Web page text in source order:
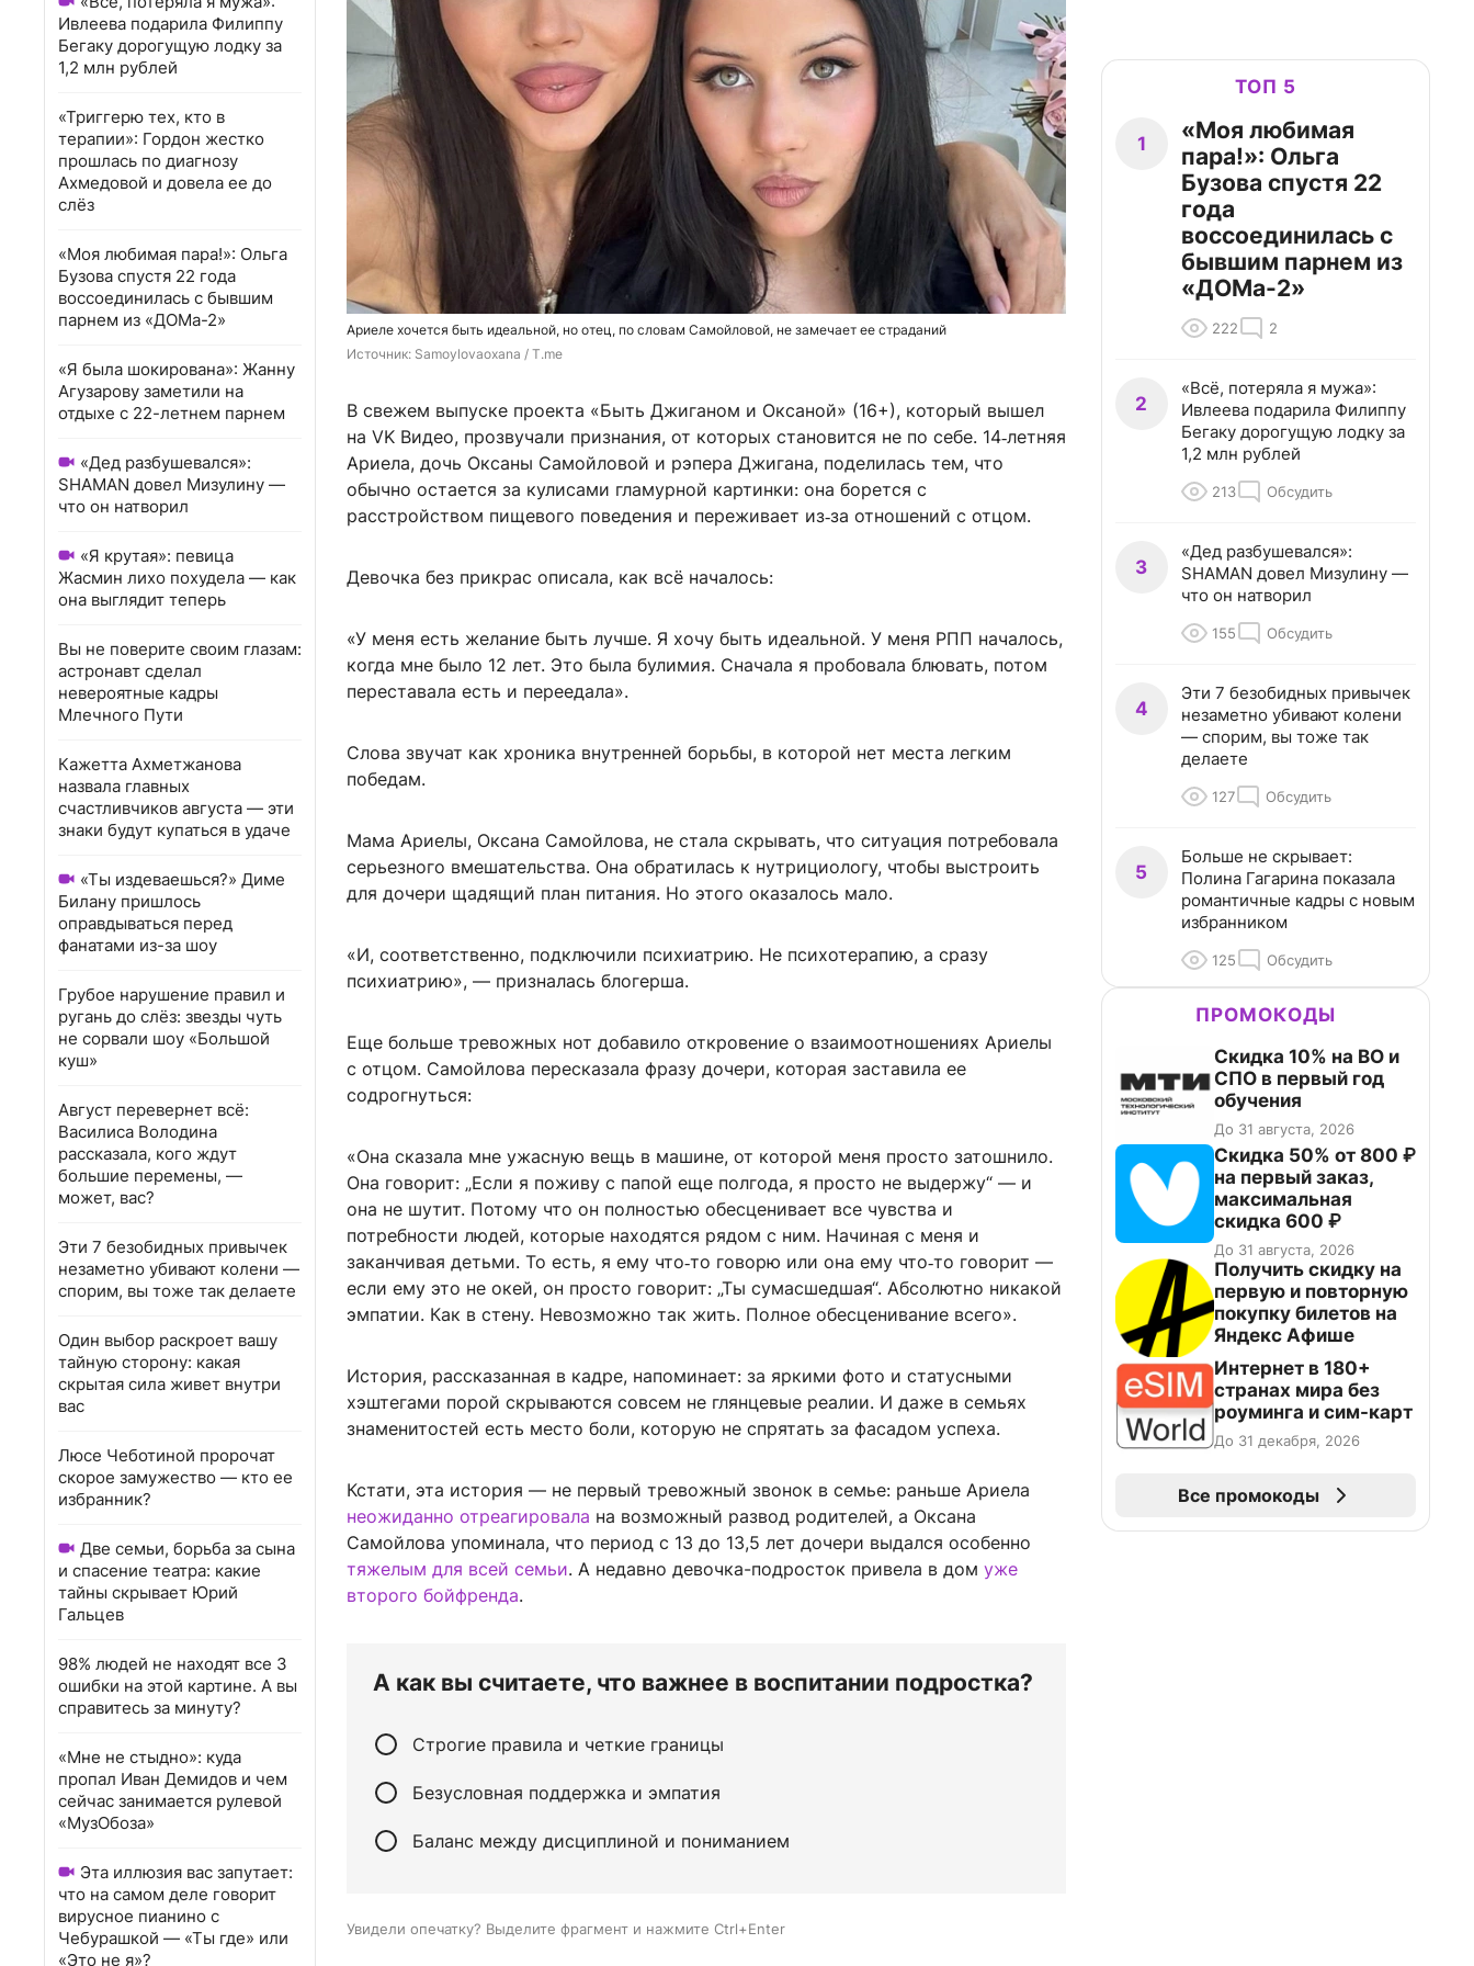
Ивлеева подарила Филиппу
Бегаку дорогущую лодку за
1,2 млн рублей
«Триггерю тех, кто в
терапии»: Гордон жестко
прошлась по диагнозу
Ахмедовой и довела ее до
слёз
«Моя любимая пара!»: Ольга
Бузова спустя 22 года
воссоединилась с бывшим
парнем из «ДОМа-2»
«Я была шокирована»: Жанну
Агузарову заметили на
отдыхе с 22-летнем парнем
«Дед разбушевался»:
SHAMAN довел Мизулину —
что он натворил
«Я крутая»: певица
Жасмин лихо похудела — как
она выглядит теперь
Вы не поверите своим глазам:
астронавт сделал
невероятные кадры
Млечного Пути
Кажетта Ахметжанова
назвала главных
счастливчиков августа — эти
знаки будут купаться в удаче
«Ты издеваешься?» Диме
Билану пришлось
оправдываться перед
фанатами из-за шоу
Грубое нарушение правил и
ругань до слёз: звезды чуть
не сорвали шоу «Большой
куш»
Август перевернет всё:
Василиса Володина
рассказала, кого ждут
большие перемены, —
может, вас?
Эти 7 безобидных привычек
незаметно убивают колени —
спорим, вы тоже так делаете
Один выбор раскроет вашу
тайную сторону: какая
скрытая сила живет внутри
вас
Люсе Чеботиной пророчат
скорое замужество — кто ее
избранник?
Две семьи, борьба за сына
и спасение театра: какие
тайны скрывает Юрий
Гальцев
98% людей не находят все 3
ошибки на этой картине. А вы
справитесь за минуту?
«Мне не стыдно»: куда
пропал Иван Демидов и чем
сейчас занимается рулевой
«МузОбоза»
Эта иллюзия вас запутает:
что на самом деле говорит
вирусное пианино с
Чебурашкой — «Ты где» или
«Это не я»?
Ариеле хочется быть идеальной, но отец, по словам Самойловой, не замечает ее страданий
Источник: Samoylovaoxana / T.me
В свежем выпуске проекта «Быть Джиганом и Оксаной» (16+), который вышел
на VK Видео, прозвучали признания, от которых становится не по себе. 14‑летняя
Ариела, дочь Оксаны Самойловой и рэпера Джигана, поделилась тем, что
обычно остается за кулисами гламурной картинки: она борется с
расстройством пищевого поведения и переживает из‑за отношений с отцом.
Девочка без прикрас описала, как всё началось:
«У меня есть желание быть лучше. Я хочу быть идеальной. У меня РПП началось,
когда мне было 12 лет. Это была булимия. Сначала я пробовала блювать, потом
переставала есть и переедала».
Слова звучат как хроника внутренней борьбы, в которой нет места легким
победам.
Мама Ариелы, Оксана Самойлова, не стала скрывать, что ситуация потребовала
серьезного вмешательства. Она обратилась к нутрициологу, чтобы выстроить
для дочери щадящий план питания. Но этого оказалось мало.
«И, соответственно, подключили психиатрию. Не психотерапию, а сразу
психиатрию», — призналась блогерша.
Еще больше тревожных нот добавило откровение о взаимоотношениях Ариелы
с отцом. Самойлова пересказала фразу дочери, которая заставила ее
содрогнуться:
«Она сказала мне ужасную вещь в машине, от которой меня просто затошнило.
Она говорит: „Если я поживу с папой еще полгода, я просто не выдержу“ — и
она не шутит. Потому что он полностью обесценивает все чувства и
потребности людей, которые находятся рядом с ним. Начиная с меня и
заканчивая детьми. То есть, я ему что‑то говорю или она ему что‑то говорит —
если ему это не окей, он просто говорит: „Ты сумасшедшая“. Абсолютно никакой
эмпатии. Как в стену. Невозможно так жить. Полное обесценивание всего».
История, рассказанная в кадре, напоминает: за яркими фото и статусными
хэштегами порой скрываются совсем не глянцевые реалии. И даже в семьях
знаменитостей есть место боли, которую не спрятать за фасадом успеха.
Кстати, эта история — не первый тревожный звонок в семье: раньше Ариела
неожиданно отреагировала на возможный развод родителей, а Оксана
Самойлова упоминала, что период с 13 до 13,5 лет дочери выдался особенно
тяжелым для всей семьи. А недавно девочка-подросток привела в дом уже
второго бойфренда.
А как вы считаете, что важнее в воспитании подростка?
Строгие правила и четкие границы
Безусловная поддержка и эмпатия
Баланс между дисциплиной и пониманием
Увидели опечатку? Выделите фрагмент и нажмите Ctrl+Enter
ТОП 5
1
«Моя любимая
пара!»: Ольга
Бузова спустя 22
года
воссоединилась с
бывшим парнем из
«ДОМа-2»
222 2
2
«Всё, потеряла я мужа»:
Ивлеева подарила Филиппу
Бегаку дорогущую лодку за
1,2 млн рублей
213 Обсудить
3
«Дед разбушевался»:
SHAMAN довел Мизулину —
что он натворил
155 Обсудить
4
Эти 7 безобидных привычек
незаметно убивают колени
— спорим, вы тоже так
делаете
127 Обсудить
5
Больше не скрывает:
Полина Гагарина показала
романтичные кадры с новым
избранником
125 Обсудить
ПРОМОКОДЫ
Скидка 10% на ВО и
СПО в первый год
обучения
До 31 августа, 2026
Скидка 50% от 800 ₽
на первый заказ,
максимальная
скидка 600 ₽
До 31 августа, 2026
Получить скидку на
первую и повторную
покупку билетов на
Яндекс Афише
Интернет в 180+
странах мира без
роуминга и сим-карт
До 31 декабря, 2026
Все промокоды